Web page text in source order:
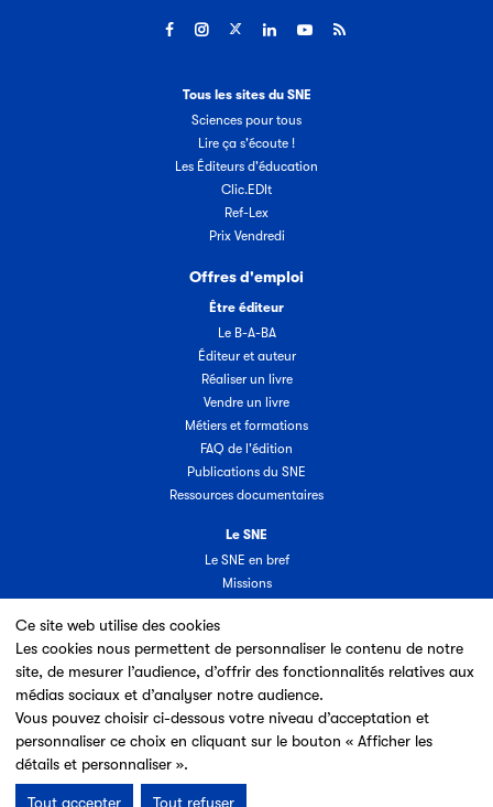
Ce site web utilise des cookies
Les cookies nous permettent de personnaliser le contenu de notre
site, de mesurer l’audience, d’offrir des fonctionnalités relatives aux
médias sociaux et d’analyser notre audience.
Vous pouvez choisir ci-dessous votre niveau d’acceptation et
personnaliser ce choix en cliquant sur le bouton « Afficher les
détails et personnaliser ».
Tout accepter Tout refuser
Tous les sites du SNE
Sciences pour tous
Lire ça s'écoute !
Les Éditeurs d'éducation
Clic.EDIt
Ref-Lex
Prix Vendredi
Offres d'emploi
Être éditeur
Le B-A-BA
Éditeur et auteur
Réaliser un livre
Vendre un livre
Métiers et formations
FAQ de l'édition
Publications du SNE
Ressources documentaires
Le SNE
Le SNE en bref
Missions
Groupes & commissions
Partenaires
Annuaire des adhérents
Nouveaux adhérents
Espace adhérent
Adhérer au SNE